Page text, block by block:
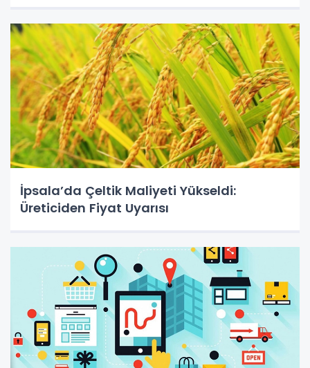
İpsala’da Çeltik Maliyeti Yükseldi:
Üreticiden Fiyat Uyarısı